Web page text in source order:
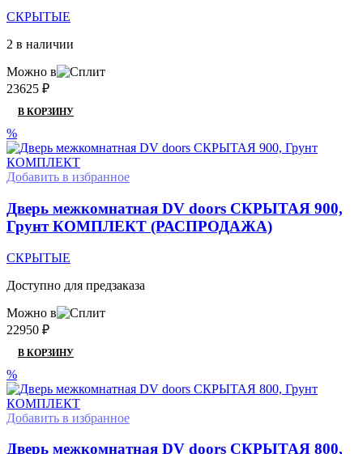
СКРЫТЫЕ
2 в наличии
Можно в
23625 ₽
В КОРЗИНУ
%
Добавить в избранное
Дверь межкомнатная DV doors СКРЫТАЯ 900,
Грунт КОМПЛЕКТ (РАСПРОДАЖА)
СКРЫТЫЕ
Доступно для предзаказа
Можно в
22950 ₽
В КОРЗИНУ
%
Добавить в избранное
Дверь межкомнатная DV doors СКРЫТАЯ 800,